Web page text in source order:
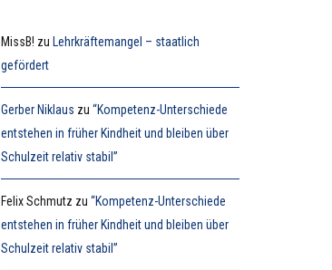
MissB! zu Lehrkräftemangel – staatlich
gefördert
Gerber Niklaus zu“Kompetenz-Unterschiede
entstehen in früher Kindheit und bleiben über
Schulzeit relativ stabil”
Felix Schmutz zu“Kompetenz-Unterschiede
entstehen in früher Kindheit und bleiben über
Schulzeit relativ stabil”